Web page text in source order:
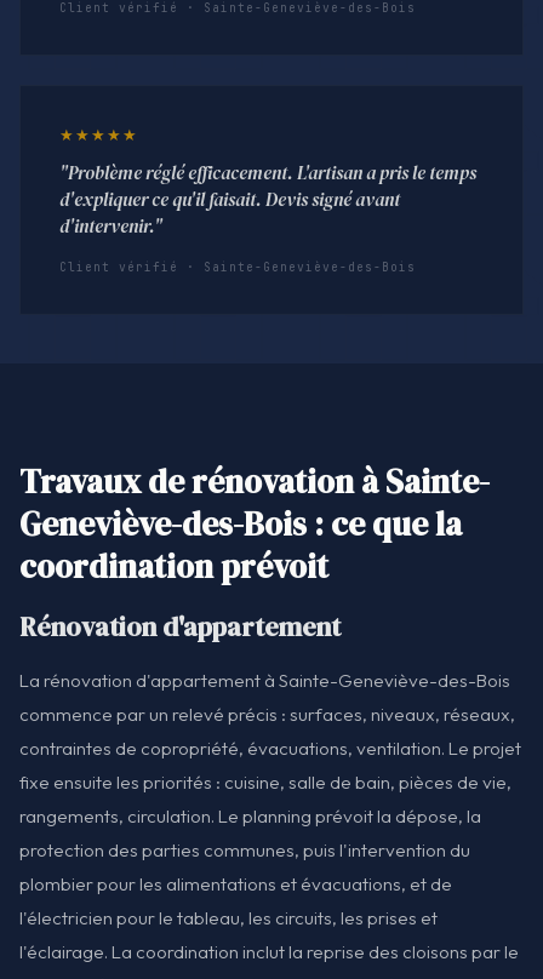
Client vérifié · Sainte-Geneviève-des-Bois
★★★★★
"Problème réglé efficacement. L'artisan a pris le temps
d'expliquer ce qu'il faisait. Devis signé avant
d'intervenir."
Client vérifié · Sainte-Geneviève-des-Bois
Travaux de rénovation à Sainte-
Geneviève-des-Bois : ce que la
coordination prévoit
Rénovation d'appartement
La rénovation d'appartement à Sainte-Geneviève-des-Bois
commence par un relevé précis : surfaces, niveaux, réseaux,
contraintes de copropriété, évacuations, ventilation. Le projet
fixe ensuite les priorités : cuisine, salle de bain, pièces de vie,
rangements, circulation. Le planning prévoit la dépose, la
protection des parties communes, puis l'intervention du
plombier pour les alimentations et évacuations, et de
l'électricien pour le tableau, les circuits, les prises et
l'éclairage. La coordination inclut la reprise des cloisons par le